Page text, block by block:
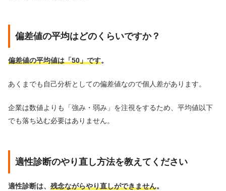
偏差値の平均はどのくらいですか？
偏差値の平均値は「50」です。
あくまでも自己分析としての偏差値なので個人差があります。
企業は数値よりも「強み・弱み」を注視をするため、平均値以下
でも落ち込む必要はありません。
適性診断のやり直し方法を教えてください
適性診断は、 残念ながらやり直しができません。